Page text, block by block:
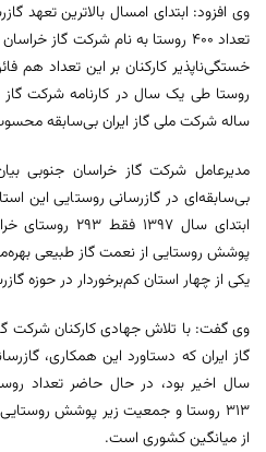
وی افزود: ابتدای امسال بالاترین تعهد
تعداد ۴۰۰ روستا به نام شرکت
ساله شرکت ملی گاز ایران بی‌سابقه
مدیرعامل شرکت گاز خراسان جنوبی
بی‌سابقه‌ای در گازرسانی روستایی این
پوشش روستایی از نعمت گاز طبیعی
یکی از چهار استان کم‌برخوردار در
وی گفت: با تلاش جهادی کارکنان شرکت
سال اخیر بود، در حال حاضر تعداد
از میانگین کشوری است.